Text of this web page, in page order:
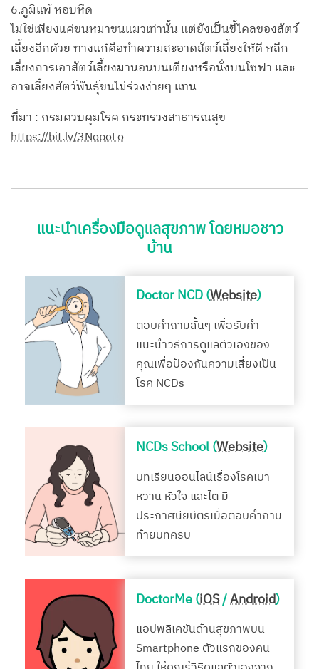
6.ภูมิแพ้ หอบหืด
ไม่ใช่เพียงแค่ขนหมาขนแมวเท่านั้น แต่ยังเป็นขี้ไคลของสัตว์
เลี้ยงอีกด้วย ทางแก้คือทำความสะอาดสัตว์เลี้ยงให้ดี หลีก
เลี่ยงการเอาสัตว์เลี้ยงมานอนบนเตียงหรือนั่งบนโซฟา และ
อาจเลี้ยงสัตว์พันธุ์ขนไม่ร่วงง่ายๆ แทน
ที่มา : กรมควบคุมโรค กระทรวงสาธารณสุข
https://bit.ly/3NopoLo
แนะนำเครื่องมือดูแลสุขภาพ โดยหมอชาว
บ้าน
Doctor NCD (Website)
ตอบคำถามสั้นๆ เพื่อรับคำ
แนะนำวิธีการดูแลตัวเองของ
คุณเพื่อป้องกันความเสี่ยงเป็น
โรค NCDs
NCDs School (Website)
บทเรียนออนไลน์เรื่องโรคเบา
หวาน หัวใจ และไต มี
ประกาศนียบัตรเมื่อตอบคำถาม
ท้ายบทครบ
DoctorMe (iOS/Android)
แอปพลิเคชันด้านสุขภาพบน
Smartphone ตัวแรกของคน